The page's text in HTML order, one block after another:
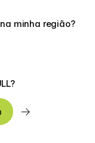
minha região?